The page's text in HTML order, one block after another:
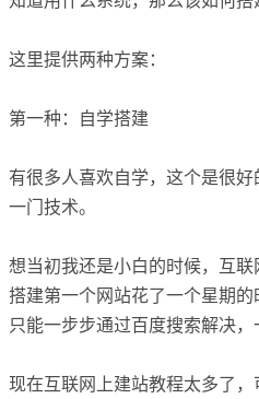
这里提供两种方案：
第一种：自学搭建
有很多人喜欢自学，这个是很
一门技术。
想当初我还是小白的时候，互
搭建第一个网站花了一个星期的
只能一步步通过百度搜索解决，
现在互联网上建站教程太多了，